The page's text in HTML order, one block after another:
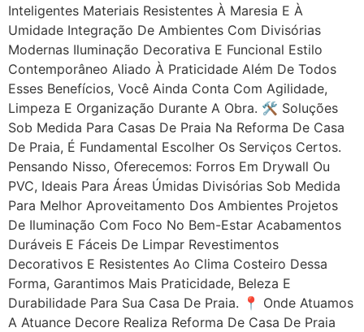
Inteligentes Materiais Resistentes À Maresia E À
Umidade Integração De Ambientes Com Divisórias
Modernas Iluminação Decorativa E Funcional Estilo
Contemporâneo Aliado À Praticidade Além De Todos
Esses Benefícios, Você Ainda Conta Com Agilidade,
Limpeza E Organização Durante A Obra. 🛠 Soluções
Sob Medida Para Casas De Praia Na Reforma De Casa
De Praia, É Fundamental Escolher Os Serviços Certos.
Pensando Nisso, Oferecemos: Forros Em Drywall Ou
PVC, Ideais Para Áreas Úmidas Divisórias Sob Medida
Para Melhor Aproveitamento Dos Ambientes Projetos
De Iluminação Com Foco No Bem-Estar Acabamentos
Duráveis E Fáceis De Limpar Revestimentos
Decorativos E Resistentes Ao Clima Costeiro Dessa
Forma, Garantimos Mais Praticidade, Beleza E
Durabilidade Para Sua Casa De Praia. 📍 Onde Atuamos
A Atuance Decore Realiza Reforma De Casa De Praia